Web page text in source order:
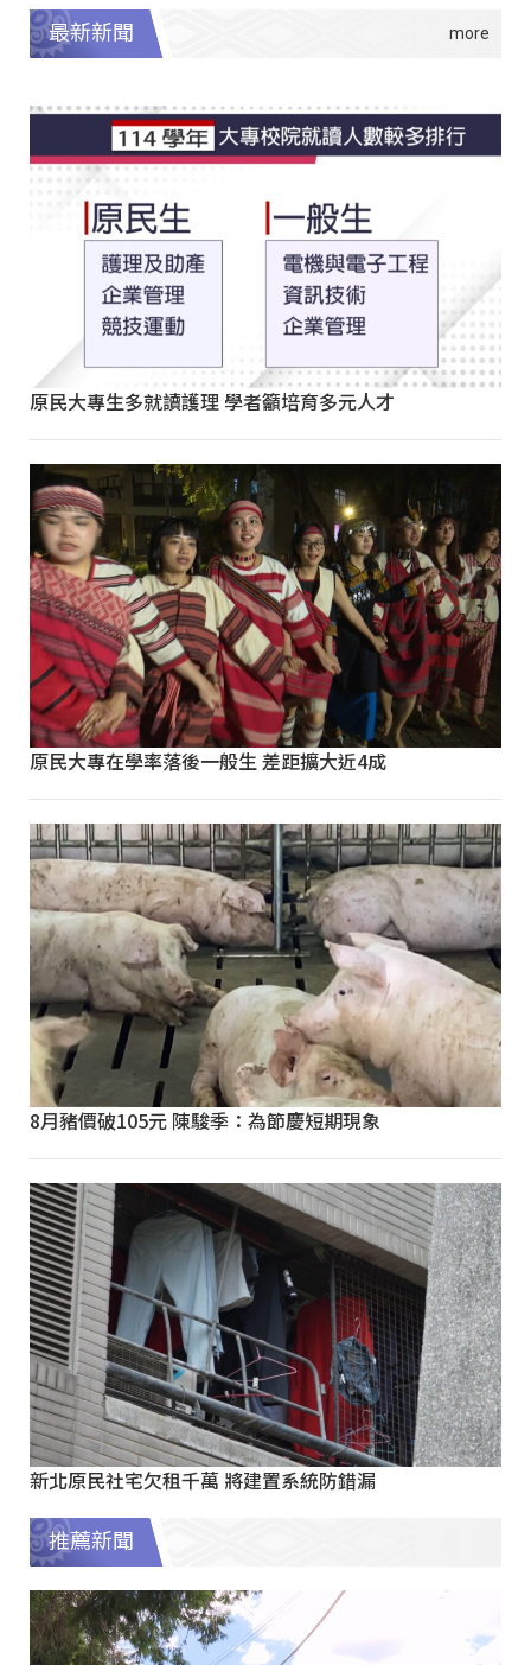
最新新聞
原民大專生多就讀護理 學者籲培育多元人才
原民大專在學率落後一般生 差距擴大近4成
8月豬價破105元 陳駿季：為節慶短期現象
新北原民社宅欠租千萬 將建置系統防錯漏
推薦新聞